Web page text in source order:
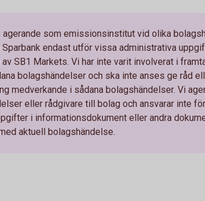
agerande som emissionsinstitut vid olika
Sparbank endast utför vissa administrativa
av SB1 Markets. Vi har inte varit involverat i
bolagshändelser och ska inte anses ge råd
medverkande i sådana bolagshändelser. Vi
eller rådgivare till bolag och ansvarar inte
i informationsdokument eller andra
aktuell bolagshändelse.